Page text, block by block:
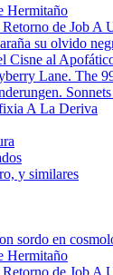
Hermitaño
de Job A
su olvido
Cisne al
Lane. The
A La Deriva
y similares
sordo en
Hermitaño
de Job A